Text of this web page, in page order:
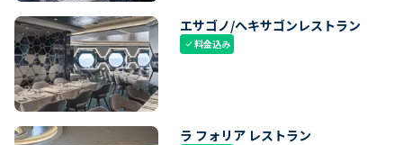
エサゴノ/ヘキサゴンレストラン
check料金込み
ラ フォリア レストラン